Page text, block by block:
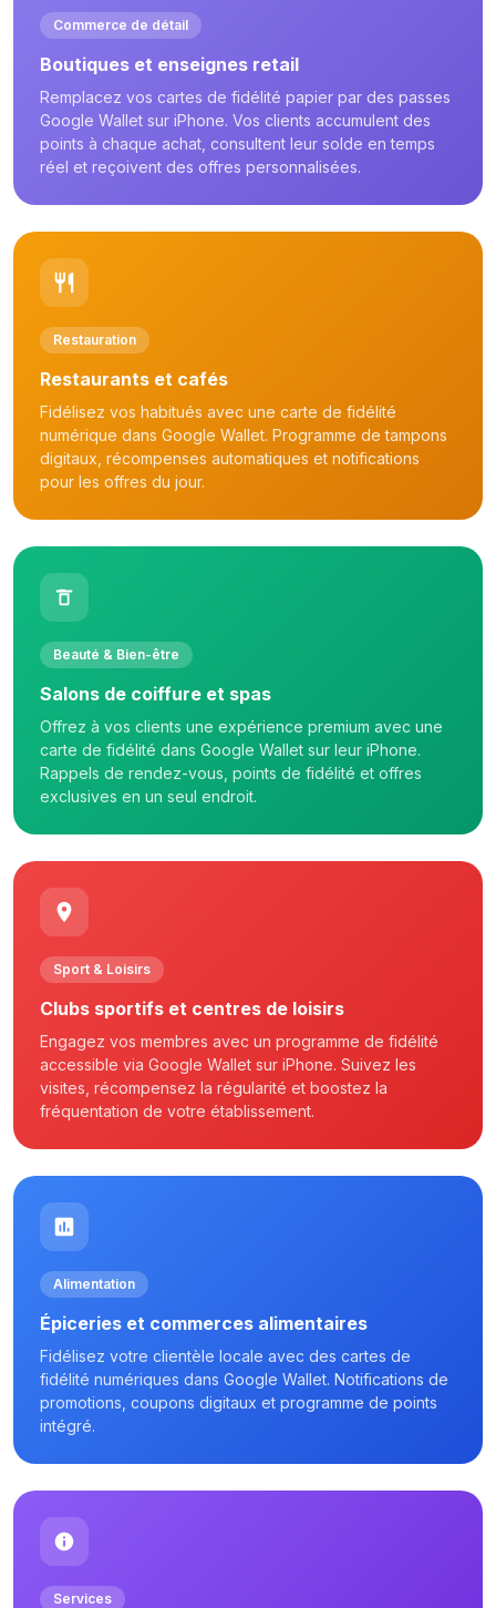
Commerce de détail
Boutiques et enseignes retail
Remplacez vos cartes de fidélité papier par des passes
Google Wallet sur iPhone. Vos clients accumulent des
points à chaque achat, consultent leur solde en temps
réel et reçoivent des offres personnalisées.
Restauration
Restaurants et cafés
Fidélisez vos habitués avec une carte de fidélité
numérique dans Google Wallet. Programme de tampons
digitaux, récompenses automatiques et notifications
pour les offres du jour.
Beauté & Bien-être
Salons de coiffure et spas
Offrez à vos clients une expérience premium avec une
carte de fidélité dans Google Wallet sur leur iPhone.
Rappels de rendez-vous, points de fidélité et offres
exclusives en un seul endroit.
Sport & Loisirs
Clubs sportifs et centres de loisirs
Engagez vos membres avec un programme de fidélité
accessible via Google Wallet sur iPhone. Suivez les
visites, récompensez la régularité et boostez la
fréquentation de votre établissement.
Alimentation
Épiceries et commerces alimentaires
Fidélisez votre clientèle locale avec des cartes de
fidélité numériques dans Google Wallet. Notifications de
promotions, coupons digitaux et programme de points
intégré.
Services